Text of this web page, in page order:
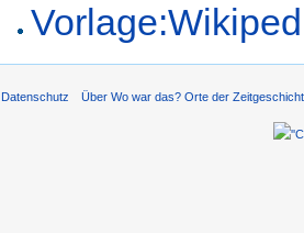
Datenschutz Über Wo war das? Orte der